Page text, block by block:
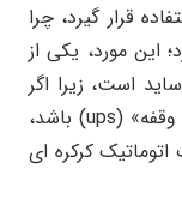
قرار گیرد، چرا
این مورد، یکی از
است، زیرا اگر
دارای «منبع تغذیه بدون وقفه» (ups) باشد،
کرکره ای